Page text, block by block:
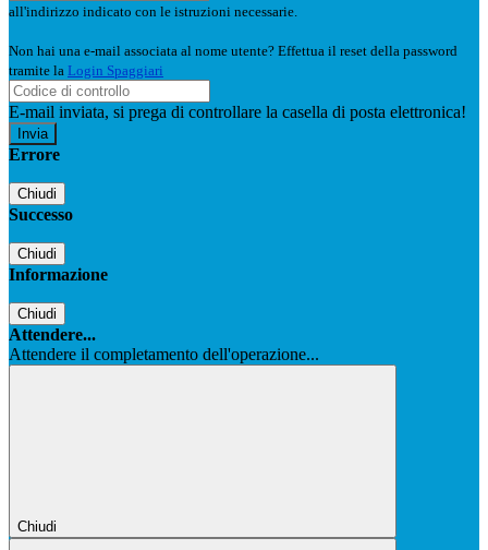
all'indirizzo indicato con le istruzioni necessarie.
Non hai una e-mail associata al nome utente? Effettua il reset della password
tramite la Login Spaggiari
E-mail inviata, si prega di controllare la casella di posta elettronica!
Errore
Chiudi
Successo
Chiudi
Informazione
Chiudi
Attendere...
Attendere il completamento dell'operazione...
Chiudi